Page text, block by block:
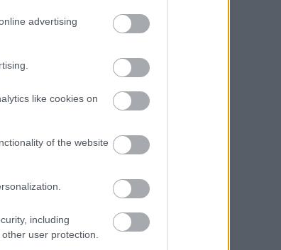
advertising
like cookies on
of the website
including
user protection.